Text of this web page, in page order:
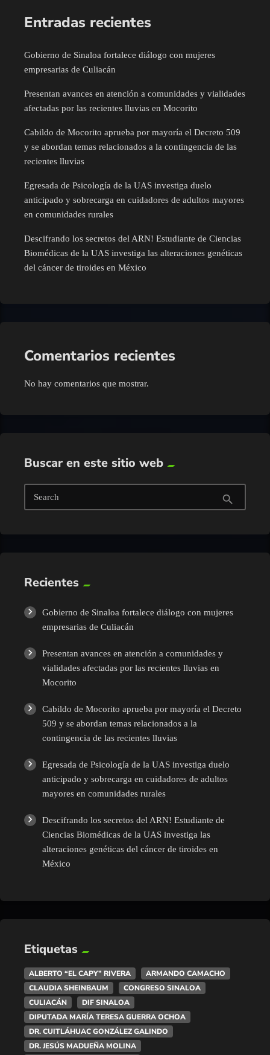
Entradas recientes
Gobierno de Sinaloa fortalece diálogo con mujeres
empresarias de Culiacán
Presentan avances en atención a comunidades y vialidades
afectadas por las recientes lluvias en Mocorito
Cabildo de Mocorito aprueba por mayoría el Decreto 509
y se abordan temas relacionados a la contingencia de las
recientes lluvias
Egresada de Psicología de la UAS investiga duelo
anticipado y sobrecarga en cuidadores de adultos mayores
en comunidades rurales
Descifrando los secretos del ARN! Estudiante de Ciencias
Biomédicas de la UAS investiga las alteraciones genéticas
del cáncer de tiroides en México
Comentarios recientes
No hay comentarios que mostrar.
Buscar en este sitio web
Search search
Recientes
Gobierno de Sinaloa fortalece diálogo con mujeres
empresarias de Culiacán
Presentan avances en atención a comunidades y
vialidades afectadas por las recientes lluvias en
Mocorito
Cabildo de Mocorito aprueba por mayoría el Decreto
509 y se abordan temas relacionados a la
contingencia de las recientes lluvias
Egresada de Psicología de la UAS investiga duelo
anticipado y sobrecarga en cuidadores de adultos
mayores en comunidades rurales
Descifrando los secretos del ARN! Estudiante de
Ciencias Biomédicas de la UAS investiga las
alteraciones genéticas del cáncer de tiroides en
México
Etiquetas
ALBERTO “EL CAPY” RIVERA
ARMANDO CAMACHO
CLAUDIA SHEINBAUM
CONGRESO SINALOA
CULIACÁN
DIF SINALOA
DIPUTADA MARÍA TERESA GUERRA OCHOA
DR. CUITLÁHUAC GONZÁLEZ GALINDO
DR. JESÚS MADUEÑA MOLINA